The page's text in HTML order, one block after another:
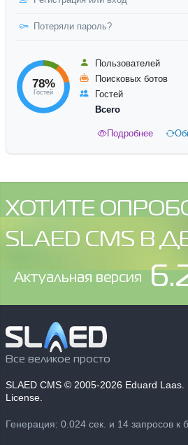
Потеряли пароль?
78%
Гостей
Пользователей
Поисковых ботов
Гостей
Всего
Подробнее
ХОТИТЕ
SLAED CMS В
Aктуальная версия
Все великое просто
SLAED CMS © 2005-2026 Eduard Laas.
License.
Генерация: 0.024 сек. и 14 запросов к